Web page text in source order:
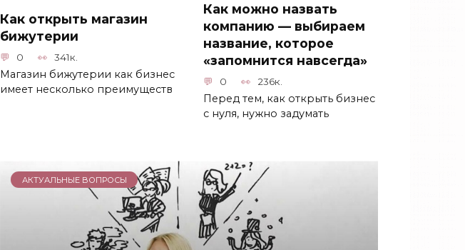
Как открыть магазин
бижутерии
0 341к.
Магазин бижутерии как бизнес
имеет несколько преимуществ
Как можно назвать
компанию — выбираем
название, которое
«запомнится навсегда»
0 236к.
Перед тем, как открыть бизнес
с нуля, нужно задумать
АКТУАЛЬНЫЕ ВОПРОСЫ